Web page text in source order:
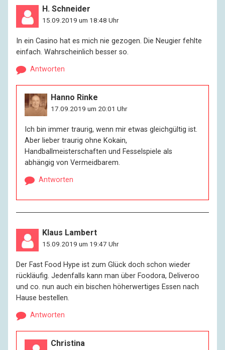
H. Schneider
15.09.2019 um 18:48 Uhr
In ein Casino hat es mich nie gezogen. Die Neugier fehlte
einfach. Wahrscheinlich besser so.
Antworten
Hanno Rinke
17.09.2019 um 20:01 Uhr
Ich bin immer traurig, wenn mir etwas gleichgültig ist.
Aber lieber traurig ohne Kokain,
Handballmeisterschaften und Fesselspiele als
abhängig von Vermeidbarem.
Antworten
Klaus Lambert
15.09.2019 um 19:47 Uhr
Der Fast Food Hype ist zum Glück doch schon wieder
rückläufig. Jedenfalls kann man über Foodora, Deliveroo
und co. nun auch ein bischen höherwertiges Essen nach
Hause bestellen.
Antworten
Christina